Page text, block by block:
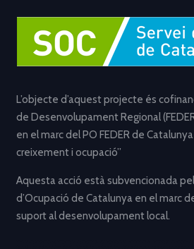
L’objecte d’aquest projecte és
de Desenvolupament Regional
en el marc del PO FEDER de
creixement i ocupació”
Aquesta acció està subvencionada
d’Ocupació de Catalunya en el marc
suport al desenvolupament local.